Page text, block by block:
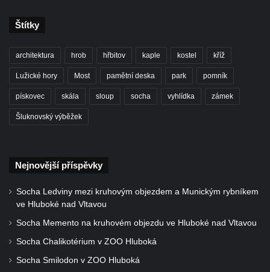
Hřbitovní kaple ve Velkém Šenově
Kaple svaté Apolónie v Cítolibech
Kostel svatého Jakuba Většího v Cítolibech
Kaple svatého Václava ve Vlčí
Kaple svatého Floriána ve Veltěži
Černčic
Kaple Panny Marie Růžencové na návsi v
Konětopech
Štítky
architektura hrob hřbitov kaple kostel kříž
Lužické hory Most pamětní deska park pomník
pískovec skála sloup socha vyhlídka zámek
Šluknovský výběžek
Nejnovější příspěvky
Socha Ledviny mezi kruhovým objezdem a Munickým rybníkem
ve Hluboké nad Vltavou
Socha Memento na kruhovém objezdu ve Hluboké nad Vltavou
Socha Chalikotérium v ZOO Hluboká
Socha Smilodon v ZOO Hluboká